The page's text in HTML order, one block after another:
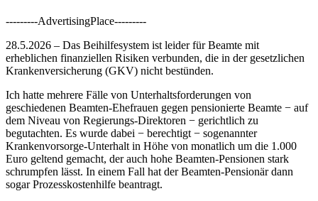
---------AdvertisingPlace---------
28.5.2026 – Das Beihilfesystem ist leider für Beamte mit
erheblichen finanziellen Risiken verbunden, die in der gesetzlichen
Krankenversicherung (GKV) nicht bestünden.
Ich hatte mehrere Fälle von Unterhaltsforderungen von
geschiedenen Beamten-Ehefrauen gegen pensionierte Beamte − auf
dem Niveau von Regierungs-Direktoren − gerichtlich zu
begutachten. Es wurde dabei − berechtigt − sogenannter
Krankenvorsorge-Unterhalt in Höhe von monatlich um die 1.000
Euro geltend gemacht, der auch hohe Beamten-Pensionen stark
schrumpfen lässt. In einem Fall hat der Beamten-Pensionär dann
sogar Prozesskostenhilfe beantragt.